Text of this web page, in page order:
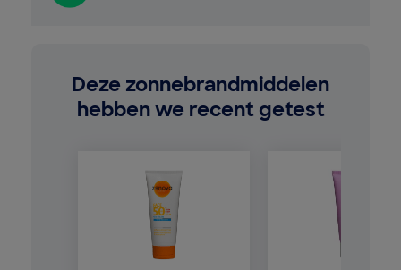
Deze zonnebrandmiddelen
hebben we recent getest